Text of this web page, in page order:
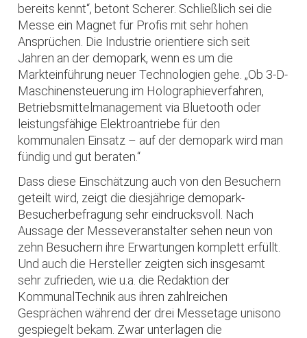
bereits kennt“, betont Scherer. Schließlich sei die
Messe ein Magnet für Profis mit sehr hohen
Ansprüchen. Die Industrie orientiere sich seit
Jahren an der demopark, wenn es um die
Markteinführung neuer Technologien gehe. „Ob 3-D-
Maschinensteuerung im Holographieverfahren,
Betriebsmittelmanagement via Bluetooth oder
leistungsfähige Elektroantriebe für den
kommunalen Einsatz – auf der demopark wird man
fündig und gut beraten.“
Dass diese Einschätzung auch von den Besuchern
geteilt wird, zeigt die diesjährige demopark-
Besucherbefragung sehr eindrucksvoll. Nach
Aussage der Messeveranstalter sehen neun von
zehn Besuchern ihre Erwartungen komplett erfüllt.
Und auch die Hersteller zeigten sich insgesamt
sehr zufrieden, wie u.a. die Redaktion der
KommunalTechnik aus ihren zahlreichen
Gesprächen während der drei Messetage unisono
gespiegelt bekam. Zwar unterlagen die